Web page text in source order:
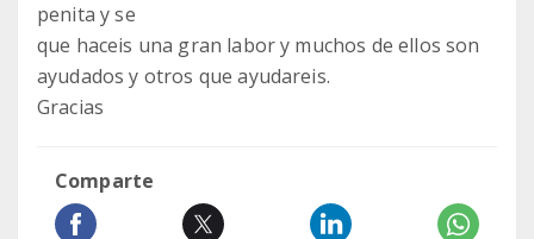
penita y se
que haceis una gran labor y muchos de ellos son
ayudados y otros que ayudareis.
Gracias
Comparte